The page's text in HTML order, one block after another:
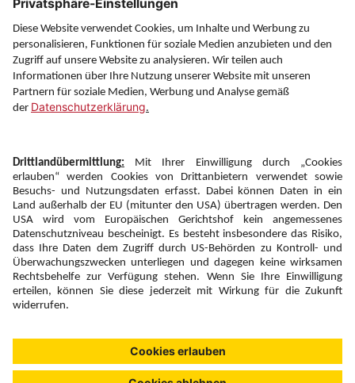
Service
Information
Folgen Sie uns auf
Newsletter:
Anmelden
Fairness und
Unsere Inhalte: Standards und
Meldung
Copyright © 2026 DERTOUR Austria GmbH